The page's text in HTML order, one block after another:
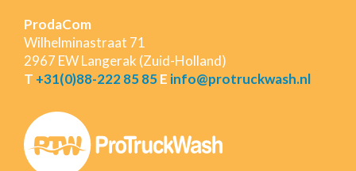
ProdaCom
Wilhelminastraat 71
2967 EW Langerak (Zuid-Holland)
T +31(0)88-222 85 85E info@protruckwash.nl